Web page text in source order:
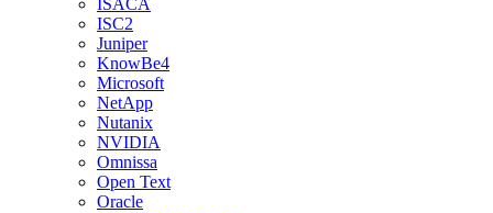
ISACA
ISC2
Juniper
KnowBe4
Microsoft
NetApp
Nutanix
NVIDIA
Omnissa
Open Text
Oracle